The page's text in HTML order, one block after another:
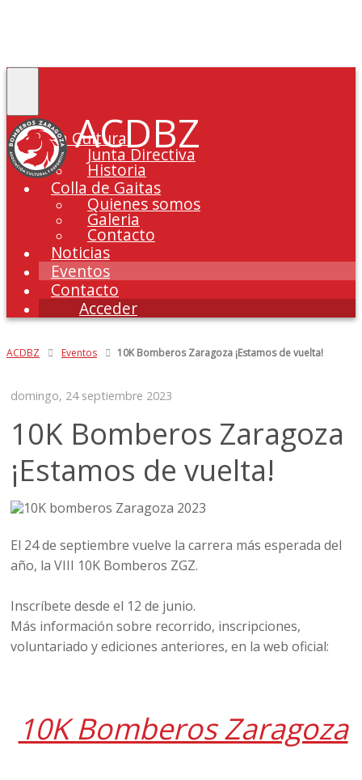
ACDBZ
La Cultural
Junta Directiva
Historia
Colla de Gaitas
Quienes somos
Galeria
Contacto
Noticias
Eventos
Contacto
Acceder
ACDBZ Eventos 10K Bomberos Zaragoza ¡Estamos de vuelta!
domingo, 24 septiembre 2023
10K Bomberos Zaragoza
¡Estamos de vuelta!
El 24 de septiembre vuelve la carrera más esperada del
año, la VIII 10K Bomberos ZGZ.
Inscríbete desde el 12 de junio.
Más información sobre recorrido, inscripciones,
voluntariado y ediciones anteriores, en la web oficial:
10K Bomberos Zaragoza